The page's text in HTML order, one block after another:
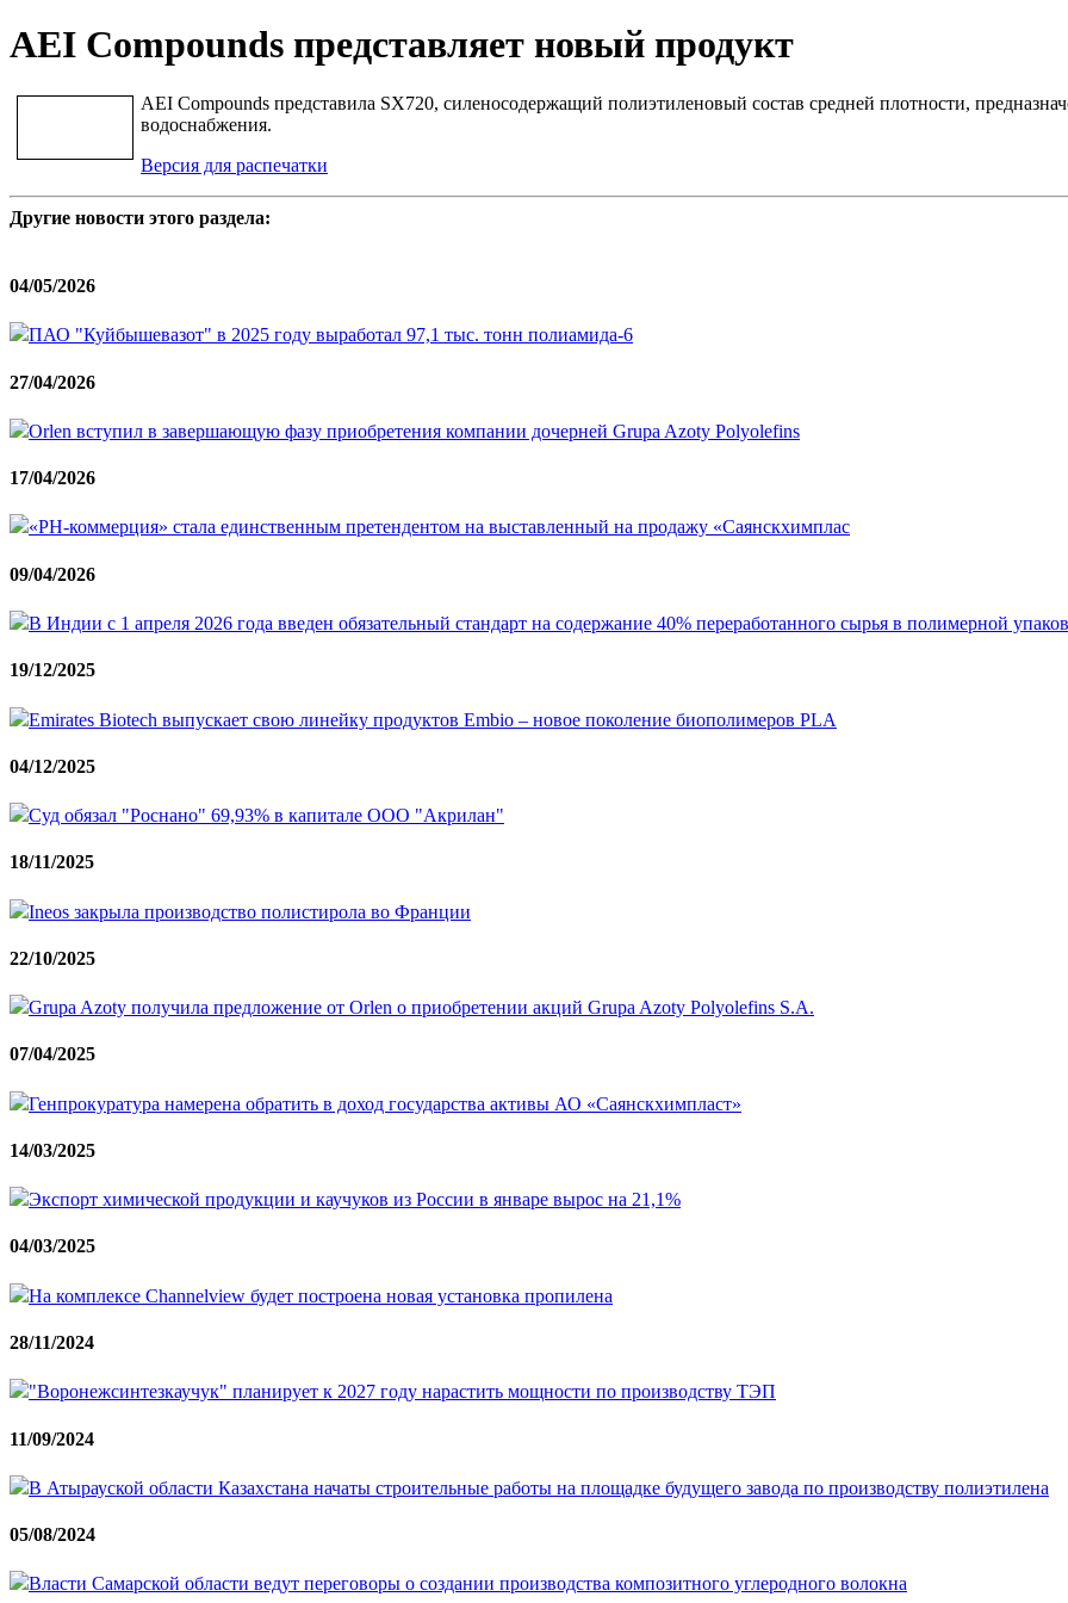
AEI Compounds представляет новый продукт
AEI Compounds представила SX720, силеносодержащий полиэтиленовый состав средней плотности,
водоснабжения.
Версия для распечатки
Другие новости этого раздела:
04/05/2026
ПАО "Куйбышевазот" в 2025 году выработал 97,1 тыс. тонн полиамида-6
27/04/2026
Orlen вступил в завершающую фазу приобретения компании дочерней Grupa Azoty Polyolefins
17/04/2026
«РН-коммерция» стала единственным претендентом на выставленный на продажу «Саянскхимплас
09/04/2026
В Индии с 1 апреля 2026 года введен обязательный стандарт на содержание 40% переработанного сырья в полимерной
19/12/2025
Emirates Biotech выпускает свою линейку продуктов Embio – новое поколение биополимеров PLA
04/12/2025
Суд обязал "Роснано" 69,93% в капитале ООО "Акрилан"
18/11/2025
Ineos закрыла производство полистирола во Франции
22/10/2025
Grupa Azoty получила предложение от Orlen о приобретении акций Grupa Azoty Polyolefins S.A.
07/04/2025
Генпрокуратура намерена обратить в доход государства активы АО «Саянскхимпласт»
14/03/2025
Экспорт химической продукции и каучуков из России в январе вырос на 21,1%
04/03/2025
На комплексе Channelview будет построена новая установка пропилена
28/11/2024
"Воронежсинтезкаучук" планирует к 2027 году нарастить мощности по производству ТЭП
11/09/2024
В Атырауской области Казахстана начаты строительные работы на площадке будущего завода по производству полиэтилена
05/08/2024
Власти Самарской области ведут переговоры о создании производства композитного углеродного волокна